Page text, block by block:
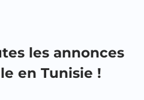
les annonces
en Tunisie !